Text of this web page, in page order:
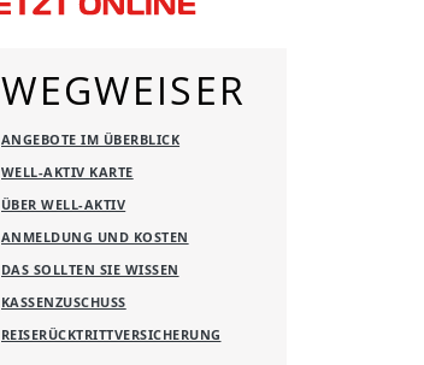
WEGWEISER
ANGEBOTE IM ÜBERBLICK
WELL-AKTIV KARTE
ÜBER WELL-AKTIV
ANMELDUNG UND KOSTEN
DAS SOLLTEN SIE WISSEN
KASSENZUSCHUSS
REISERÜCKTRITTVERSICHERUNG